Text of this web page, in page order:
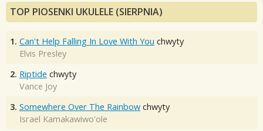
TOP PIOSENKI UKULELE (SIERPNIA)
1. Can't Help Falling In Love With You chwyty
Elvis Presley
2. Riptide chwyty
Vance Joy
3. Somewhere Over The Rainbow chwyty
Israel Kamakawiwo'ole